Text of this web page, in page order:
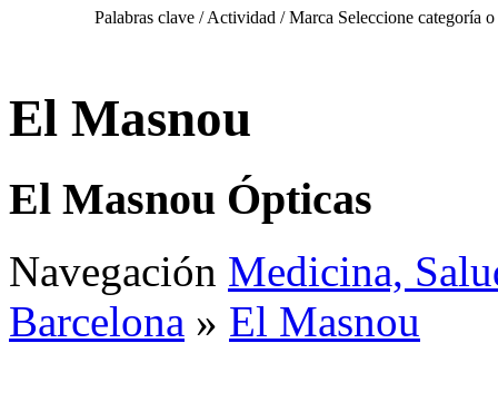
Palabras clave / Actividad / Marca Seleccione categoría
El Masnou
El Masnou Ópticas
Navegación Medicina,
Barcelona » El Masnou